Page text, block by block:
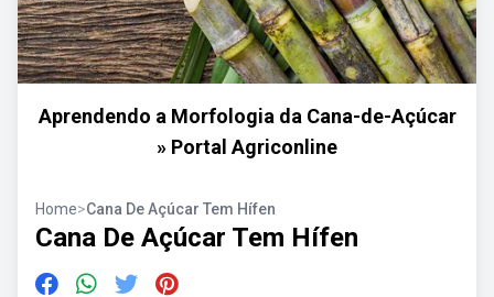
Aprendendo a Morfologia da Cana-de-Açúcar
» Portal Agriconline
Home>Cana De Açúcar Tem Hífen
Cana De Açúcar Tem Hífen